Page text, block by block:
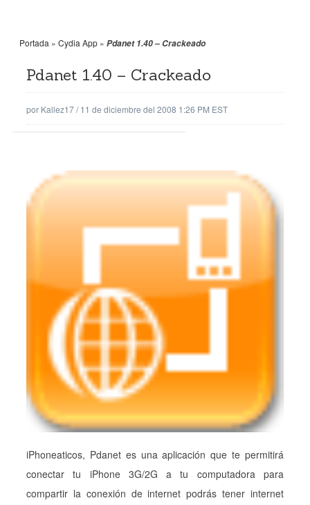
Portada » Cydia App » Pdanet 1.40 – Crackeado
Pdanet 1.40 – Crackeado
por Kallez17/11 de diciembre del 2008 1:26 PM EST
iPhoneaticos, Pdanet es una aplicación que te permitirá
conectar tu iPhone 3G/2G a tu computadora para
compartir la conexión de internet podrás tener internet